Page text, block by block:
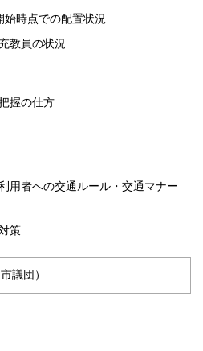
時点での配置状況
教員の状況
握の仕方
用者への交通ルール・交通マナー
策
議団）